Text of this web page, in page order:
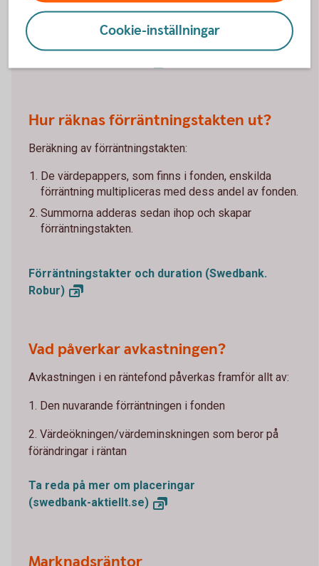
avgifter redan dragna.
Förräntningstakten är på tapeten
Hur räknas förräntningstakten ut?
Beräkning av förräntningstakten:
De värdepappers, som finns i fonden, enskilda
förräntning multipliceras med dess andel av fonden.
Summorna adderas sedan ihop och skapar
förräntningstakten.
Förräntningstakter och duration (Swedbank.
Robur)
Vad påverkar avkastningen?
Avkastningen i en räntefond påverkas framför allt av:
1. Den nuvarande förräntningen i fonden
2. Värdeökningen/värdeminskningen som beror på
förändringar i räntan
Ta reda på mer om placeringar
(swedbank-aktiellt.se)
Cookie-inställningar